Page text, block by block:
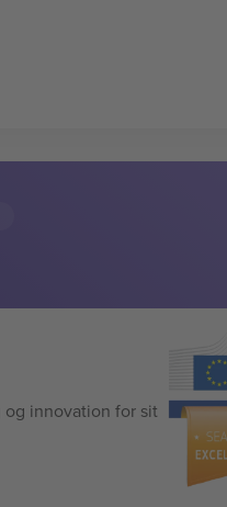
innovation for sit